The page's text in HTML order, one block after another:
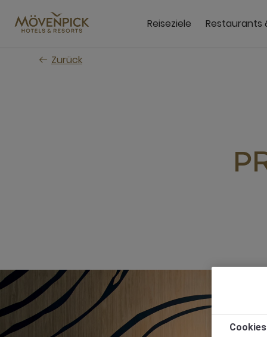
Hauptinhalt
wechseln
Reiseziele Restaurants
Zurück